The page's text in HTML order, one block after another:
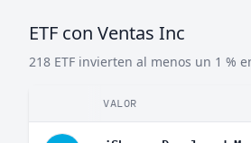
ETF con Ventas Inc
218 ETF invierten al menos un 1 %
VALOR